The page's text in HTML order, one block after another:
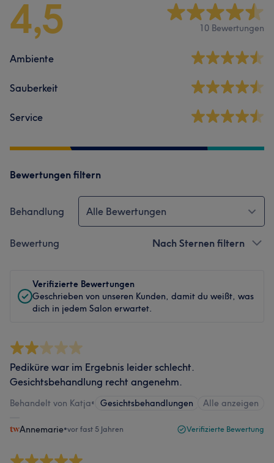
4,5 10 Bewertungen
Ambiente
Sauberkeit
Service
Bewertungen filtern
Behandlung Alle Bewertungen
Bewertung Nach Sternen filtern
Verifizierte Bewertungen
Geschrieben von unseren Kunden, damit du weißt, was
dich in jedem Salon erwartet.
Pediküre war im Ergebnis leider schlecht.
Gesichtsbehandlung recht angenehm.
Behandelt von Katja• Gesichtsbehandlungen Alle anzeigen
Annemarie•vor fast 5 Jahren Verifizierte Bewertung